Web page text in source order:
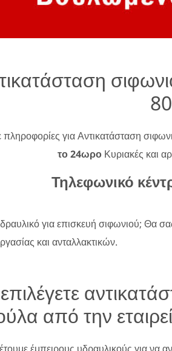
πληροφορίες για Αντικατάσταση
το 24ωροΚυριακές και
Τηλεφωνικό
για επισκευή σιφωνιού; Θα
και ανταλλακτικών.
επιλέγετε
από την
έμπειρους υδραυλικούς για να